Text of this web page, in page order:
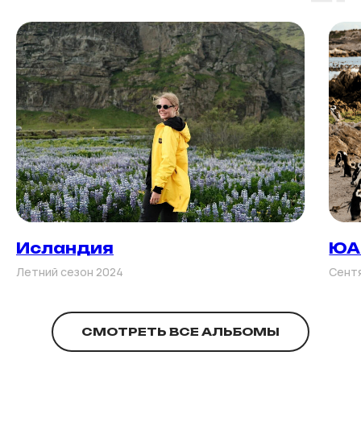
Исландия
Летний сезон 2024
СМОТРЕТЬ ВСЕ АЛЬБОМЫ